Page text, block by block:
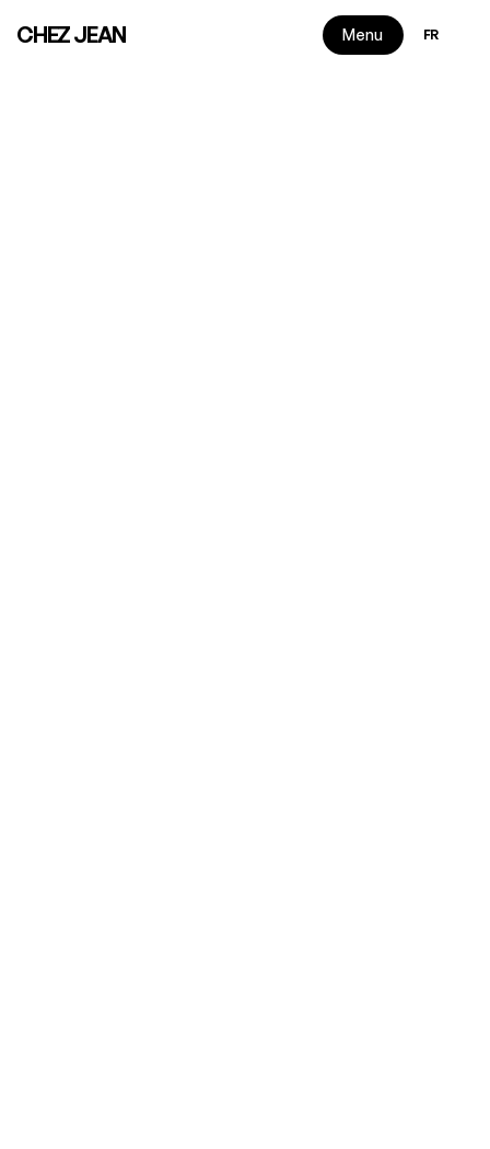
CHEZ JEAN Menu FR